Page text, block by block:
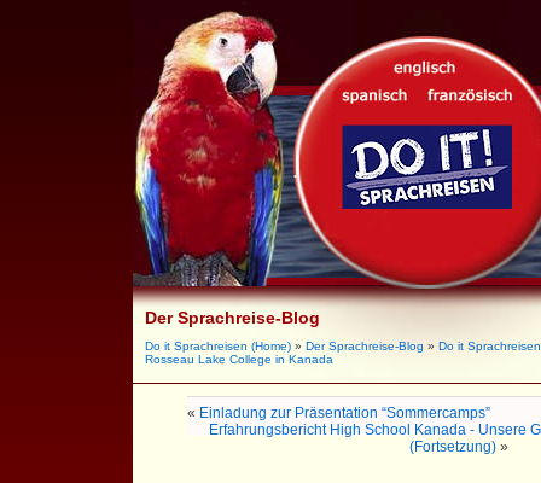
Der Sprachreise-Blog
Do it Sprachreisen (Home) » Der Sprachreise-Blog » Do it Sprachreisen
Rosseau Lake College in Kanada
« Einladung zur Präsentation “Sommercamps”
Erfahrungsbericht High School Kanada - Unsere
(Fortsetzung) »